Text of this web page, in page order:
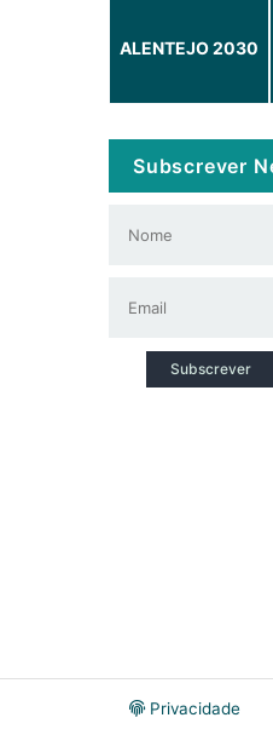
ALENTEJO 2030
Subscrever
Subscrever
Privacidade